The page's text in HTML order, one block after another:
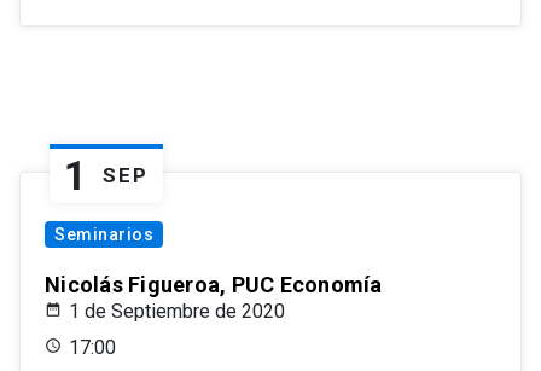
1 SEP
Seminarios
Nicolás Figueroa, PUC Economía
1 de Septiembre de 2020
17:00